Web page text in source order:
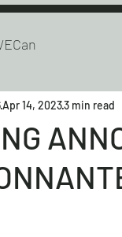
Apr 14, 20233 min read